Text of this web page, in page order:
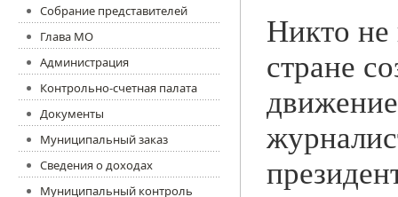
Собрание представителей
Глава МО
Администрация
Контрольно-счетная палата
Документы
Муниципальный заказ
Сведения о доходах
Муниципальный контроль
Никто не
стране